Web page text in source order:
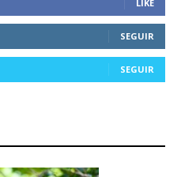
LIKE
SEGUIR
SEGUIR